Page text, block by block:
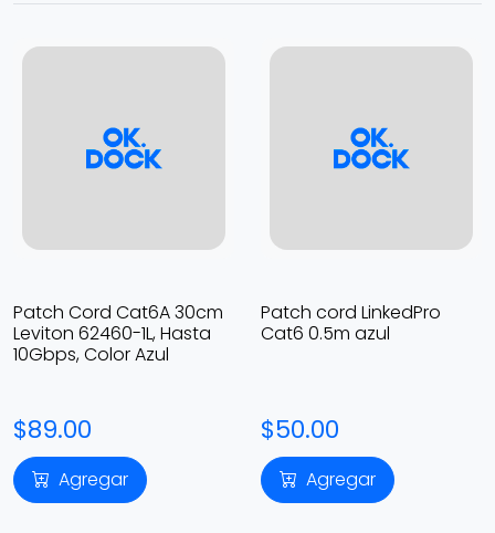
Patch Cord Cat6A 30cm
Leviton 62460-1L, Hasta
10Gbps, Color Azul
$89.00
Agregar
Patch cord LinkedPro
Cat6 0.5m azul
$50.00
Agregar